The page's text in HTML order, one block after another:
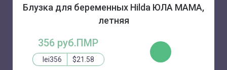
Блузка для беременных Hilda ЮЛА МАМА,
летняя
356 руб.ПМР
lei356 $21.58
КУПИТЬ